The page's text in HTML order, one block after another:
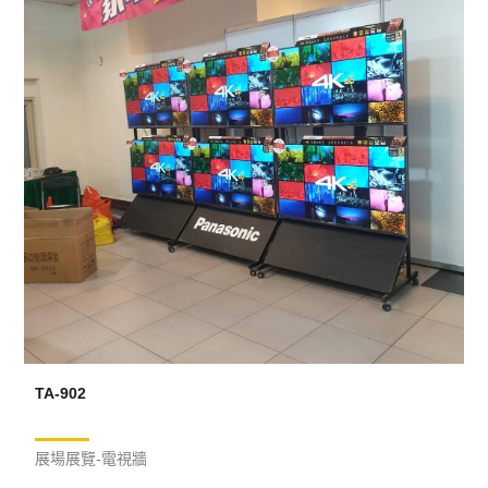
TA-902
展場展覽-電視牆